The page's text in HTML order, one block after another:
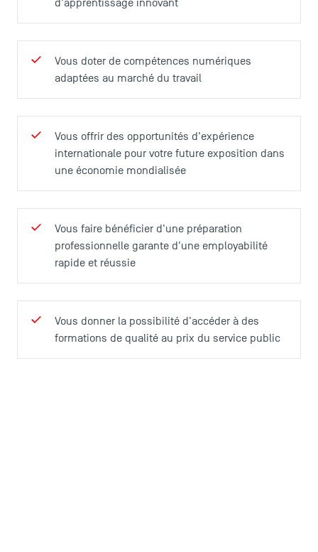
TSM Doctoral Programme
d'apprentissage innovant
Vous doter de compétences numériques
adaptées au marché du travail
Vous offrir des opportunités d'expérience
internationale pour votre future exposition dans
une économie mondialisée
Vous faire bénéficier d'une préparation
professionnelle garante d'une employabilité
rapide et réussie
Vous donner la possibilité d'accéder à des
formations de qualité au prix du service public